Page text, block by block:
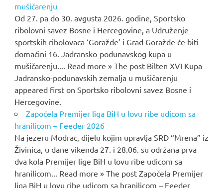
mušičarenju
Od 27. pa do 30. avgusta 2026. godine, Sportsko
ribolovni savez Bosne i Hercegovine, a Udruženje
sportskih ribolovaca ‘Goražde’ i Grad Goražde će biti
domaćini 16. Jadransko-podunavskog kupa u
mušičarenju.... Read more » The post Bilten XVI Kupa
Jadransko-podunavskih zemalja u mušičarenju
appeared first on Sportsko ribolovni savez Bosne i
Hercegovine.
Započela Premijer liga BiH u lovu ribe udicom sa
hranilicom – Feeder 2026
Na jezeru Modrac, dijelu kojim upravlja SRD “Mrena” iz
Živinica, u dane vikenda 27. i 28.06. su održana prva
dva kola Premijer lige BiH u lovu ribe udicom sa
hranilicom... Read more » The post Započela Premijer
liga BiH u lovu ribe udicom sa hranilicom – Feeder